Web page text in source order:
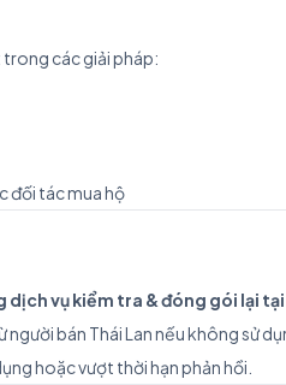
các giải pháp:
đối tác mua hộ
dịch vụ kiểm tra & đóng gói lại
người bán Thái Lan nếu không sử
hoặc vượt thời hạn phản hồi.